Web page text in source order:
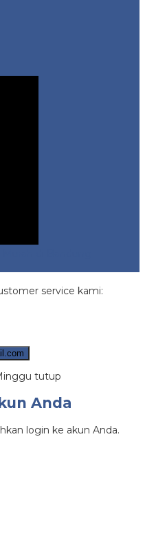
service kami:
tutup
Anda
login ke akun Anda.